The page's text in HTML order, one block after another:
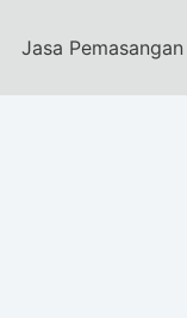
Jasa Pemasangan